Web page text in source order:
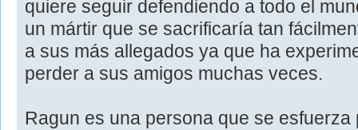
quiere seguir defendiendo a todo el
un mártir que se sacrificaría tan
a sus más allegados ya que ha
perder a sus amigos muchas veces.
Ragun es una persona que se